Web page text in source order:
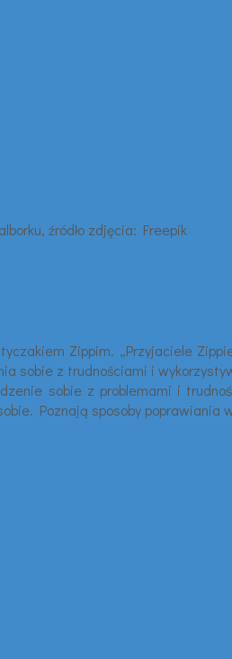
Zippim. „Przyjaciele
sobie z trudnościami i
sobie z problemami i
Poznają sposoby poprawiania